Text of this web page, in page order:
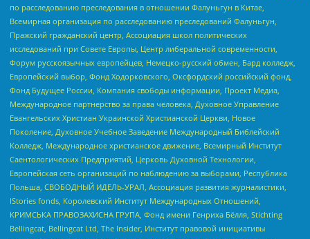
по расследованию преследования в отношении Фалуньгун в Китае,
Всемирная организация по расследованию преследований Фалуньгун,
Пражский гражданский центр, Ассоциация школ политических
исследований при Совете Европы, Центр либеральной современности,
Форум русскоязычных европейцев, Немецко-русский обмен, Бард колледж,
Европейский выбор, Фонд Ходорковского, Оксфордский российский фонд,
Фонд Будущее России, Компания свободы информации, Проект Медиа,
Международное партнерство за права человека, Духовное Управление
Евангельских Христиан Украинской Христианской Церкви, Новое
Поколение, Духовное Учебное Заведение Международный Библейский
Колледж, Международное христианское движение, Всемирный Институт
Саентологических Предприятий, Церковь Духовной Технологии,
Европейская сеть организаций по наблюдению за выборами, Республика
Польша, СВОБОДНЫЙ ИДЕЛЬ-УРАЛ, Ассоциация развития журналистики,
IStories fonds, Королевский Институт Международных Отношений,
КРИМСЬКА ПРАВОЗАХИСНА ГРУПА, Фонд имени Генриха Бёлля, Stichting
Bellingcat, Bellingcat Ltd, The Insider, Институт правовой инициативы